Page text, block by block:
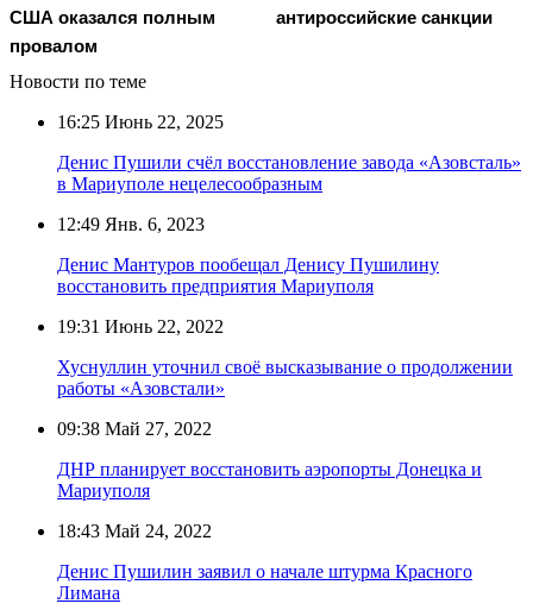
США оказался полным
провалом
антироссийские санкции
Новости по теме
16:25 Июнь 22, 2025
Денис Пушили счёл восстановление завода «Азовсталь»
в Мариуполе нецелесообразным
12:49 Янв. 6, 2023
Денис Мантуров пообещал Денису Пушилину
восстановить предприятия Мариуполя
19:31 Июнь 22, 2022
Хуснуллин уточнил своё высказывание о продолжении
работы «Азовстали»
09:38 Май 27, 2022
ДНР планирует восстановить аэропорты Донецка и
Мариуполя
18:43 Май 24, 2022
Денис Пушилин заявил о начале штурма Красного
Лимана